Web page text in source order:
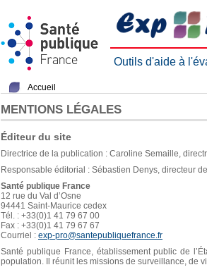
Outils d'aide à
Accueil
MENTIONS LÉGALES
Éditeur du site
Directrice de la publication : Caroline Semaille,
Responsable éditorial : Sébastien Denys, directeur
Santé publique France
12 rue du Val d’Osne
94441 Saint-Maurice cedex
Tél. : +33(0)1 41 79 67 00
Fax : +33(0)1 41 79 67 67
Courriel : exp-pro@santepubliquefrance.fr
Santé publique France, établissement public de
population. Il réunit les missions de surveillance, de